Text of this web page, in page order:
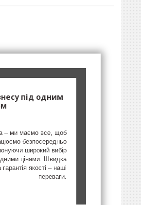
під одним
– ми маємо все, щоб
безпосередньо
широкий вибір
цінами. Швидка
якості – наші
переваги.